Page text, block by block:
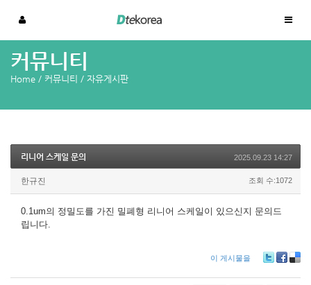
커뮤니티
Home / 커뮤니티 / 자유게시판
리니어 스케일 문의 2025.09.23 14:27
한규진 조회 수:1072
0.1um의 정밀도를 가진 밀폐형 리니어 스케일이 있으신지 문의드
립니다.
이 게시물을
itte ce lici